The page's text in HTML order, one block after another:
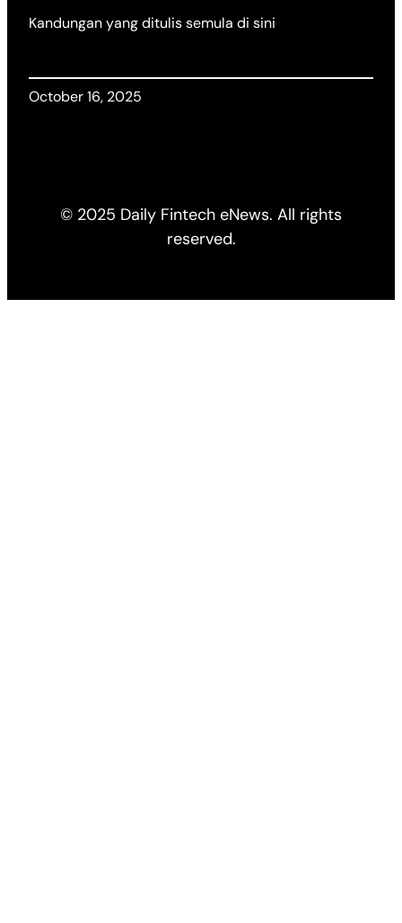
Kandungan yang ditulis semula di sini
October 16, 2025
© 2025 Daily Fintech eNews. All rights
reserved.